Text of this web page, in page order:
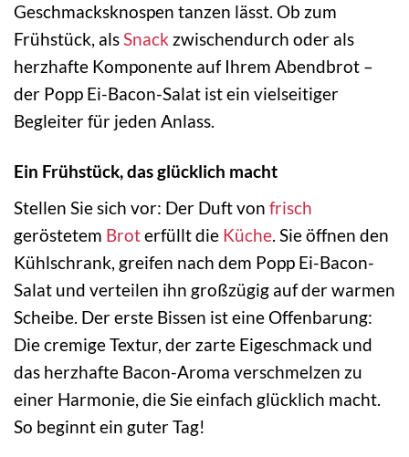
Geschmacksknospen tanzen lässt. Ob zum
Frühstück, alsSnack zwischendurch oder als
herzhafte Komponente auf Ihrem Abendbrot –
der Popp Ei-Bacon-Salat ist ein vielseitiger
Begleiter für jeden Anlass.
Ein Frühstück, das glücklich macht
Stellen Sie sich vor: Der Duft von frisch
geröstetem Broterfüllt die Küche . Sie öffnen den
Kühlschrank, greifen nach dem Popp Ei-Bacon-
Salat und verteilen ihn großzügig auf der warmen
Scheibe. Der erste Bissen ist eine Offenbarung:
Die cremige Textur, der zarte Eigeschmack und
das herzhafte Bacon-Aroma verschmelzen zu
einer Harmonie, die Sie einfach glücklich macht.
So beginnt ein guter Tag!